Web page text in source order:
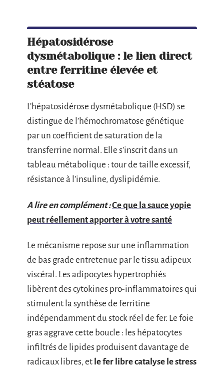
Hépatosidérose
dysmétabolique : le lien direct
entre ferritine élevée et
stéatose
L’hépatosidérose dysmétabolique (HSD) se
distingue de l’hémochromatose génétique
par un coefficient de saturation de la
transferrine normal. Elle s’inscrit dans un
tableau métabolique : tour de taille excessif,
résistance à l’insuline, dyslipidémie.
A lire en complément :Ce que la sauce yopie
peut réellement apporter à votre santé
Le mécanisme repose sur une inflammation
de bas grade entretenue par le tissu adipeux
viscéral. Les adipocytes hypertrophiés
libèrent des cytokines pro-inflammatoires qui
stimulent la synthèse de ferritine
indépendamment du stock réel de fer. Le foie
gras aggrave cette boucle : les hépatocytes
infiltrés de lipides produisent davantage de
radicaux libres, et le fer libre catalyse le stress